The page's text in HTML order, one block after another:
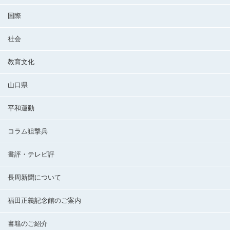
国際
社会
教育文化
山口県
平和運動
コラム狙撃兵
書評・テレビ評
長周新聞について
福田正義記念館のご案内
書籍のご紹介